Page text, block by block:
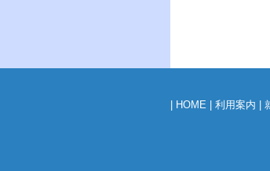
HOME 利用案内